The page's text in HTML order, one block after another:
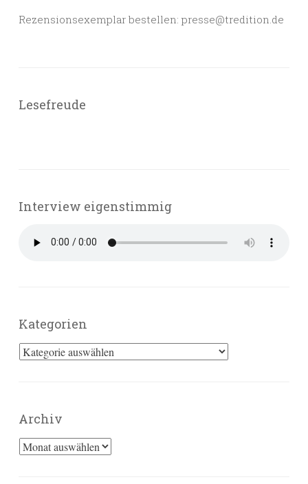
Rezensionsexemplar bestellen: presse@tredition.de
Lesefreude
Interview eigenstimmig
Kategorien
Kategorien
Archiv
Archiv